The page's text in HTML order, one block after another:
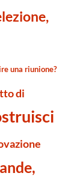
una riunione?
di